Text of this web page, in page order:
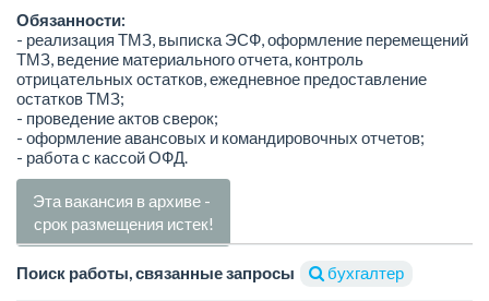
Обязанности:
- реализация ТМЗ, выписка ЭСФ, оформление перемещений
ТМЗ, ведение материального отчета, контроль
отрицательных остатков, ежедневное предоставление
остатков ТМЗ;
- проведение актов сверок;
- оформление авансовых и командировочных отчетов;
- работа с кассой ОФД.
Эта вакансия в архиве -
срок размещения истек!
Поиск работы, связанные запросы бухгалтер